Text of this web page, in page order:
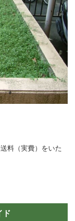
料（実費）をいた
ド